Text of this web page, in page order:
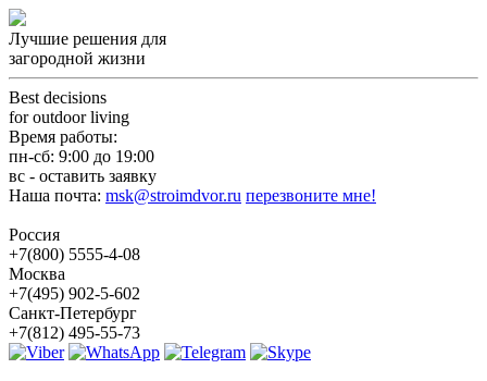
Лучшие решения для
загородной жизни
Best decisions
for outdoor living
Время работы:
пн-сб: 9:00 до 19:00
вс - оставить заявку
Наша почта: msk@stroimdvor.ru перезвоните мне!
Россия
+7(800) 5555-4-08
Москва
+7(495) 902-5-602
Санкт-Петербург
+7(812) 495-55-73